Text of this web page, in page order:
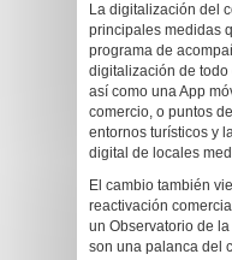
La digitalización del
principales medidas
programa de
digitalización de
así como una App
comercio, o puntos
entornos turísticos y
digital de locales
El cambio también
reactivación
un Observatorio de
son una palanca del